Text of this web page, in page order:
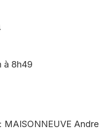
à 8h49
: MAISONNEUVE Andre